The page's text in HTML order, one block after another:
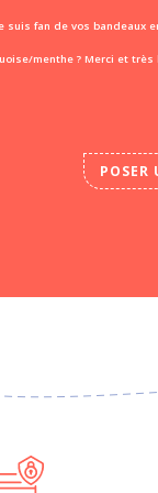
suis fan de vos bandeaux
menthe ? Merci et très
POSER